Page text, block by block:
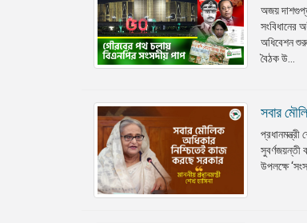
অজয়
সংবিধানের
অধিবেশন
বৈঠক উ...
সবার
সুবর্ণজয়ন্তী
উপলক্ষে